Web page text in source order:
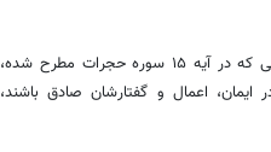
گفت: نکته مهمی که در آیه ۱۵ سوره حجرات مطرح شده،
اعمال و گفتارشان صادق باشند،